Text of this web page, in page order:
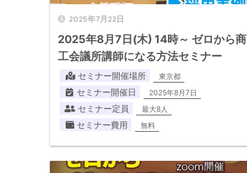
2025年7月22日
2025年8月7日(木) 14時～ ゼロから商
工会議所講師になる方法セミナー
セミナー開催場所 東京都
セミナー開催日 2025年8月7日
セミナー定員 最大8人
セミナー費用 無料